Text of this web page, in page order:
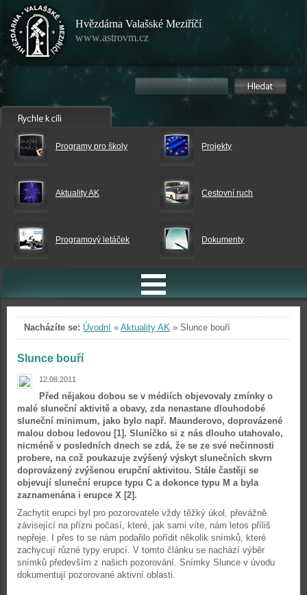
Hvězdárna Valašské Meziříčí
www.astrovm.cz
Programy pro školy Projekty
Aktuality AK Cestovní ruch
Programový letáček Dokumenty
Nacházíte se: Úvodní » Aktuality AK » Slunce bouří
Slunce bouří
12.08.2011
Před nějakou dobou se v médiích objevovaly zmínky o
malé sluneční aktivitě a obavy, zda nenastane dlouhodobé
sluneční minimum, jako bylo např. Maunderovo, doprovázené
malou dobou ledovou [1]. Sluníčko si z nás dlouho utahovalo,
nicméně v posledních dnech se zdá, že se ze své nečinnosti
probere, na což poukazuje zvýšený výskyt slunečních skvrn
doprovázený zvýšenou erupční aktivitou. Stále častěji se
objevují sluneční erupce typu C a dokonce typu M a byla
zaznamenána i erupce X [2].
Zachytit erupci byl pro pozorovatele vždy těžký úkol, převážně
závisející na přízni počasí, které, jak sami víte, nám letos příliš
nepřeje. I přes to se nám podařilo pořídit několik snímků, které
zachycují různé typy erupcí. V tomto článku se nachází výběr
snímků především z našich pozorování. Snímky Slunce v úvodu
dokumentují pozorované aktivní oblasti.